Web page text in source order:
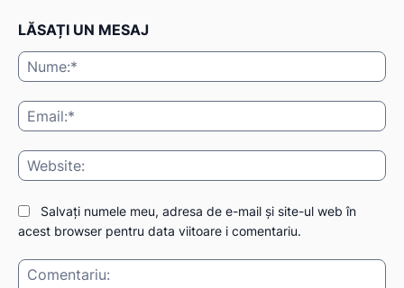
LĂSAȚI UN MESAJ
Salvați numele meu, adresa de e-mail și site-ul web în
acest browser pentru data viitoare i comentariu.